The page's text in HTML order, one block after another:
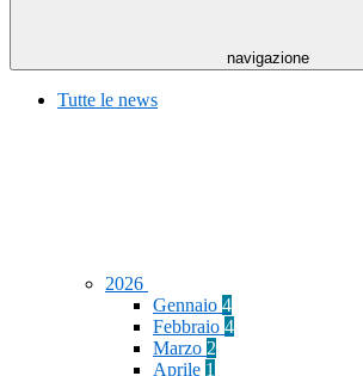
navigazione
Tutte le news
2026
Gennaio 4
Febbraio 4
Marzo 2
Aprile 1